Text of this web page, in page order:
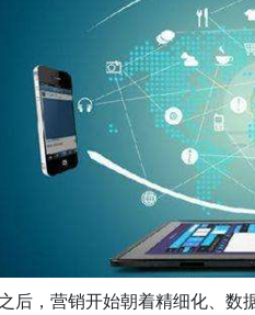
后，营销开始朝着精细化、数